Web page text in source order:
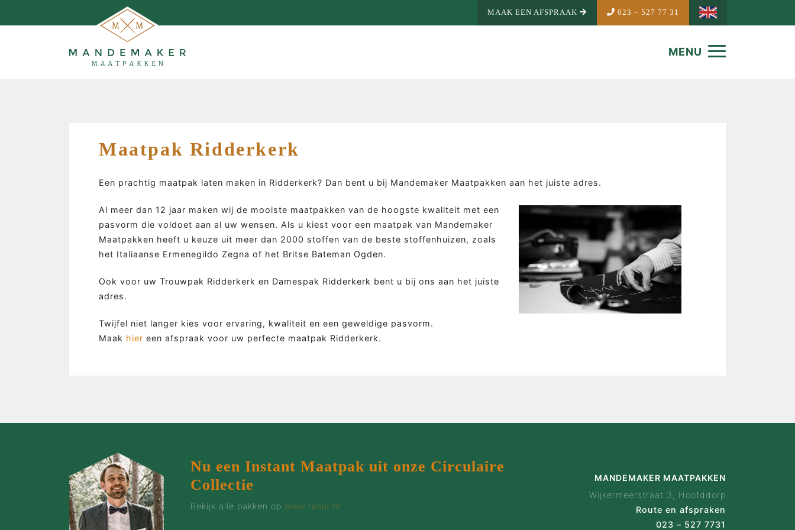
MAAK EEN AFSPRAAK 023 – 527 77 31
MENU
MAATPAKKEN MAKEN…
…de man
…de bruidegom
…de groep
MEER MAATWERK
Colbert
Driedelig
MANDEMAKER
Wie is Mandemaker
Klant ervaringen
Maatpak Ridderkerk
Een prachtig maatpak laten maken in Ridderkerk? Dan bent u bij Mandemaker Maatpakken aan het juiste adres.
Al meer dan 12 jaar maken wij de mooiste maatpakken van de hoogste kwaliteit met een
pasvorm die voldoet aan al uw wensen. Als u kiest voor een maatpak van Mandemaker
Maatpakken heeft u keuze uit meer dan 2000 stoffen van de beste stoffenhuizen, zoals
het Italiaanse Ermenegildo Zegna of het Britse Bateman Ogden.
Ook voor uw Trouwpak Ridderkerk en Damespak Ridderkerk bent u bij ons aan het juiste
adres.
Twijfel niet langer kies voor ervaring, kwaliteit en een geweldige pasvorm.
Maak hier een afspraak voor uw perfecte maatpak Ridderkerk.
Nu een Instant Maatpak uit onze Circulaire
Collectie
Bekijk alle pakken op www.resui.nl
MANDEMAKER MAATPAKKEN
Wijkermeerstraat 3, Hoofddorp
Route en afspraken
023 – 527 7731